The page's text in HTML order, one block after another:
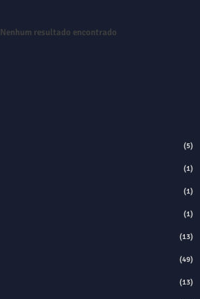
Nenhum resultado encontrado
(5)
(1)
(1)
(1)
(13)
(49)
(13)